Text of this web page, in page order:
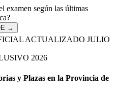
examen según las últimas
?
→
ACTUALIZADO JULIO
y Plazas en la Provincia de